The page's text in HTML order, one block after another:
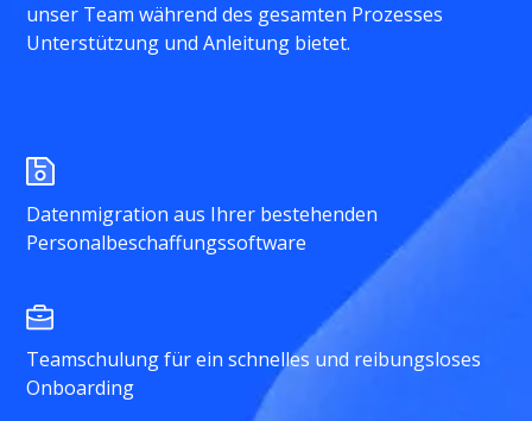
unser Team während des gesamten Prozesses
Unterstützung und Anleitung bietet.
Datenmigration aus Ihrer bestehenden
Personalbeschaffungssoftware
Teamschulung für ein schnelles und reibungsloses
Onboarding